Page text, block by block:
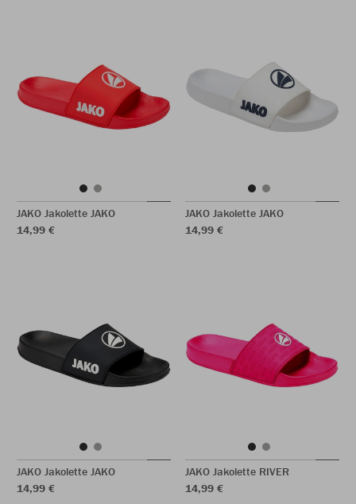
JAKO Jakolette JAKO
14,99 €
JAKO Jakolette JAKO
14,99 €
JAKO Jakolette JAKO
14,99 €
JAKO Jakolette RIVER
14,99 €